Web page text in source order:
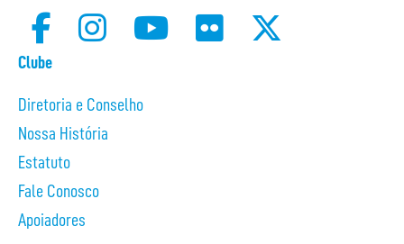
Clube
Diretoria e Conselho
Nossa História
Estatuto
Fale Conosco
Apoiadores